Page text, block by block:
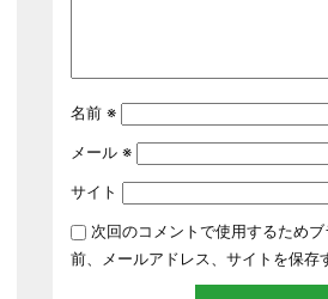
名前 ※
メール ※
サイト
次回のコメントで使用するため
前、メールアドレス、サイトを保存